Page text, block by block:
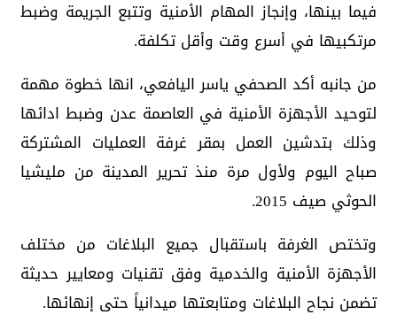
فيما بينها، وإنجاز المهام الأمنية وتتبع الجريمة وضبط
مرتكبيها في أسرع وقت وأقل تكلفة.
من جانبه أكد الصحفي ياسر اليافعي، ‏انها خطوة مهمة
لتوحيد الأجهزة الأمنية في العاصمة ‎عدن وضبط ادائها
وذلك بتدشين العمل بمقر غرفة العمليات المشتركة
صباح اليوم ولأول مرة منذ تحرير المدينة من مليشيا
الحوثي صيف 2015.
وتختص الغرفة باستقبال جميع البلاغات من مختلف
الأجهزة الأمنية والخدمية وفق تقنيات ومعايير حديثة
تضمن نجاح البلاغات ومتابعتها ميدانياً حتى إنهائها.